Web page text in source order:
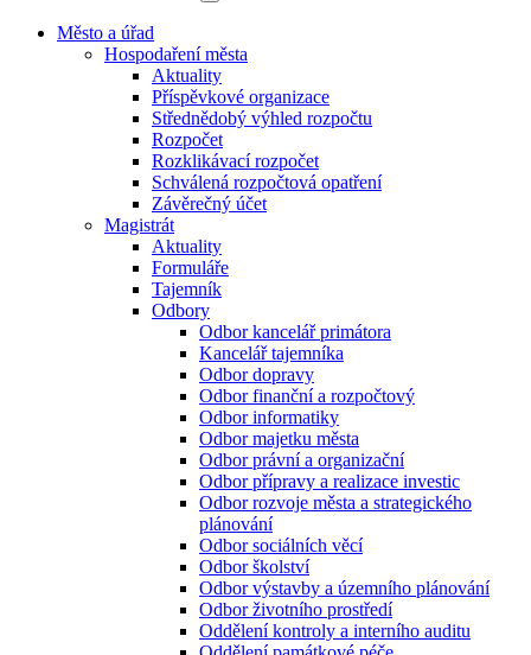
Město a úřad
Hospodaření města
Aktuality
Příspěvkové organizace
Střednědobý výhled rozpočtu
Rozpočet
Rozklikávací rozpočet
Schválená rozpočtová opatření
Závěrečný účet
Magistrát
Aktuality
Formuláře
Tajemník
Odbory
Odbor kancelář primátora
Kancelář tajemníka
Odbor dopravy
Odbor finanční a rozpočtový
Odbor informatiky
Odbor majetku města
Odbor právní a organizační
Odbor přípravy a realizace investic
Odbor rozvoje města a strategického
plánování
Odbor sociálních věcí
Odbor školství
Odbor výstavby a územního plánování
Odbor životního prostředí
Oddělení kontroly a interního auditu